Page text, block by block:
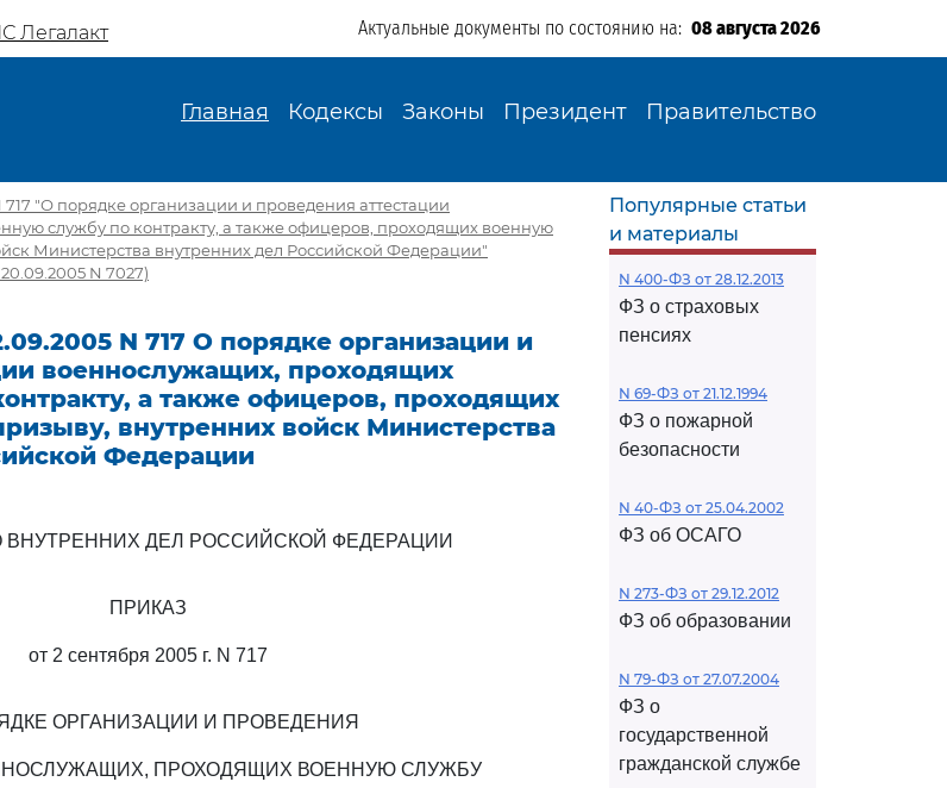
Легалакт Актуальные документы по состоянию на: 08 августа 2026
Главная Кодексы Законы Президент Правительство
"О порядке организации и проведения аттестации
службу по контракту, а также офицеров, проходящих военную
Министерства внутренних дел Российской Федерации"
N 7027)
N 717 О порядке организации и
военнослужащих, проходящих
а также офицеров, проходящих
внутренних войск Министерства
Федерации
ВНУТРЕННИХ ДЕЛ РОССИЙСКОЙ ФЕДЕРАЦИИ
ПРИКАЗ
от 2 сентября 2005 г. N 717
ОРГАНИЗАЦИИ И ПРОВЕДЕНИЯ
ПРОХОДЯЩИХ ВОЕННУЮ СЛУЖБУ
Популярные статьи
и материалы
N 400-ФЗ от 28.12.2013
ФЗ о страховых
пенсиях
N 69-ФЗ от 21.12.1994
ФЗ о пожарной
безопасности
N 40-ФЗ от 25.04.2002
ФЗ об ОСАГО
N 273-ФЗ от 29.12.2012
ФЗ об образовании
N 79-ФЗ от 27.07.2004
ФЗ о
государственной
гражданской службе